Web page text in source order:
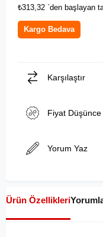
₺313,32 `den başlayan
Kargo Bedava
Karşılaştır
Fiyat
Yorum Yaz
Ürün Özellikleri